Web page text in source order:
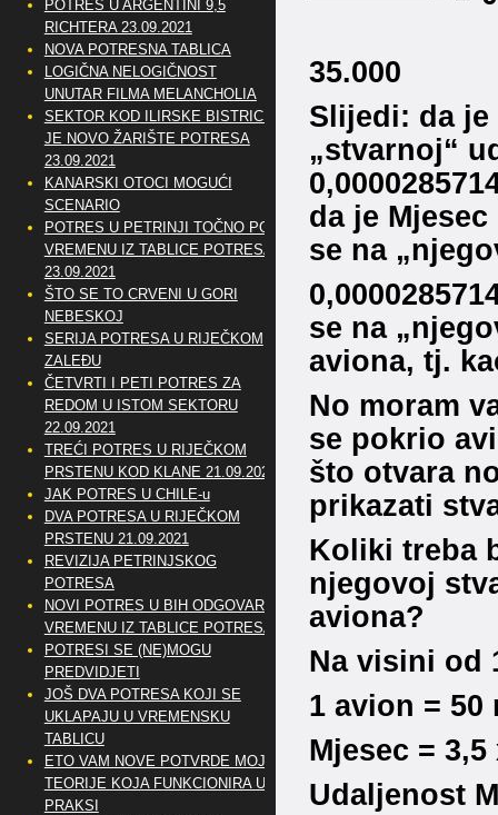
35.000
Slijedi: da
„stvarnoj“
da je
se na
se na
aviona, tj.
No moram
se pokrio
što otvara
prikazati
Koliki treba
njegovoj
aviona?
Na visini od
1 avion = 50
Mjesec = 3,5
Udaljenost
POTRES U ARGENTINI 9,5
RICHTERA 23.09.2021
NOVA POTRESNA TABLICA
LOGIČNA NELOGIČNOST
UNUTAR FILMA MELANCHOLIA
SEKTOR KOD ILIRSKE BISTRICE
JE NOVO ŽARIŠTE POTRESA
23.09.2021
KANARSKI OTOCI MOGUĆI
SCENARIO
POTRES U PETRINJI TOČNO PO
VREMENU IZ TABLICE POTRESA
23.09.2021
ŠTO SE TO CRVENI U GORI
NEBESKOJ
SERIJA POTRESA U RIJEČKOM
ZALEĐU
ČETVRTI I PETI POTRES ZA
REDOM U ISTOM SEKTORU
22.09.2021
TREĆI POTRES U RIJEČKOM
PRSTENU KOD KLANE 21.09.2021
JAK POTRES U CHILE-u
DVA POTRESA U RIJEČKOM
PRSTENU 21.09.2021
REVIZIJA PETRINJSKOG
POTRESA
NOVI POTRES U BIH ODGOVARA
VREMENU IZ TABLICE POTRESA
POTRESI SE (NE)MOGU
PREDVIDJETI
JOŠ DVA POTRESA KOJI SE
UKLAPAJU U VREMENSKU
TABLICU
ETO VAM NOVE POTVRDE MOJE
TEORIJE KOJA FUNKCIONIRA U
PRAKSI